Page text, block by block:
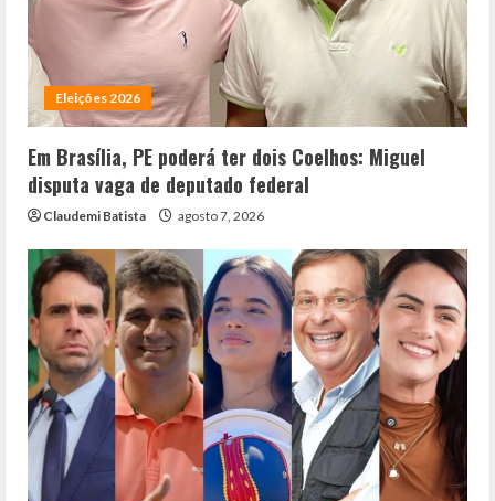
Eleições 2026
Em Brasília, PE poderá ter dois Coelhos: Miguel
disputa vaga de deputado federal
Claudemi Batista agosto 7, 2026